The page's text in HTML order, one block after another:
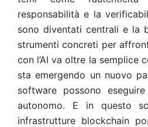
responsabilità e la
sono diventati centrali e la
strumenti concreti per
con l’AI va oltre la semplice
sta emergendo un nuovo
software possono
autonomo. E in questo
infrastrutture blockchain